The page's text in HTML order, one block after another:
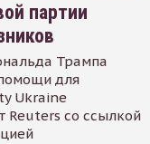
партии
Трампа
для
Ukraine
Reuters со ссылкой